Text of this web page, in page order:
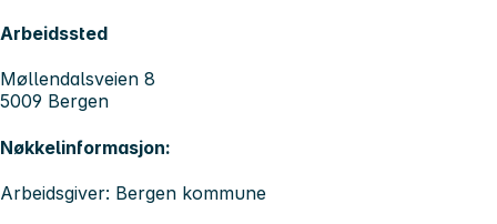
Arbeidssted
Møllendalsveien 8
5009 Bergen
Nøkkelinformasjon:
Arbeidsgiver: Bergen kommune